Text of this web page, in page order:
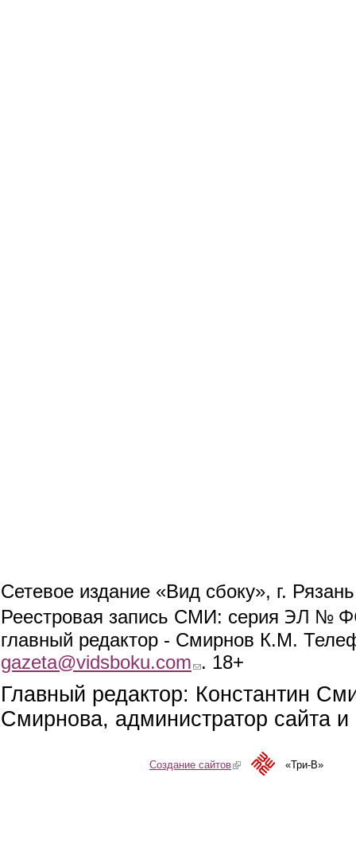
Сетевое издание «Вид сбоку», г.
Реестровая запись СМИ: серия ЭЛ №
главный редактор - Смирнов К.М.
gazeta@vidsboku.com (link sends e-mail)
. 18+
Главный редактор: Константин
Смирнова, администратор сайта
Создание сайтов(link is external)«Три-В»